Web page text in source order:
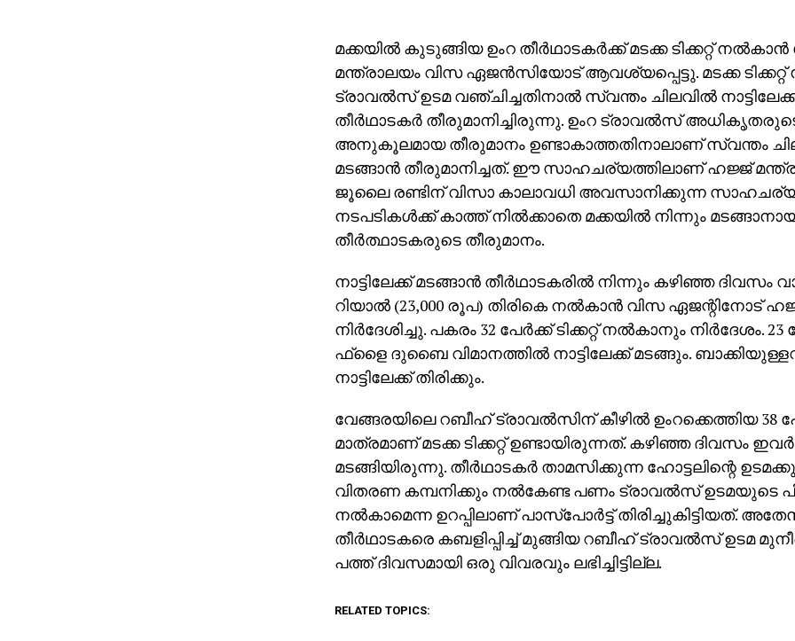
മക്കയില്‍ കുടുങ്ങിയ ഉംറ തീര്‍ഥാടകര്‍ക്ക് മടക്ക ടിക്കറ്റ്
മന്ത്രാലയം വിസ ഏജന്‍സിയോട് ആവശ്യപ്പെട്ടു. മടക്ക
ട്രാവല്‍സ് ഉടമ വഞ്ചിച്ചതിനാല്‍ സ്വന്തം ചിലവില്‍
തീര്‍ഥാടകര്‍ തീരുമാനിച്ചിരുന്നു. ഉംറ ട്രാവല്‍സ്
അനുകൂലമായ തീരുമാനം ഉണ്ടാകാത്തതിനാലാണ് സ്വന്തം
മടങ്ങാന്‍ തീരുമാനിച്ചത്. ഈ സാഹചര്യത്തിലാണ് ഹജ്ജ്
ജൂലൈ രണ്ടിന് വിസാ കാലാവധി അവസാനിക്കുന്ന
നടപടികള്‍ക്ക് കാത്ത് നില്‍ക്കാതെ മക്കയില്‍ നിന്നും
തീര്‍ത്ഥാടകരുടെ തീരുമാനം.
നാട്ടിലേക്ക് മടങ്ങാന്‍ തീര്‍ഥാടകരില്‍ നിന്നും കഴിഞ്ഞ ദിവസം
റിയാല്‍ (23,000 രൂപ) തിരികെ നല്‍കാന്‍ വിസ ഏജന്റിനോട്
നിര്‍ദേശിച്ചു. പകരം 32 പേര്‍ക്ക് ടിക്കറ്റ് നല്‍കാനും നിര്‍ദേശം.
ഫ്ളൈ ദുബൈ വിമാനത്തില്‍ നാട്ടിലേക്ക് മടങ്ങും.
നാട്ടിലേക്ക് തിരിക്കും.
വേങ്ങരയിലെ റബീഹ് ട്രാവല്‍സിന് കീഴില്‍ ഉംറക്കെത്തിയ 38
മാത്രമാണ് മടക്ക ടിക്കറ്റ് ഉണ്ടായിരുന്നത്. കഴിഞ്ഞ ദിവസം ഇവര്‍
മടങ്ങിയിരുന്നു. തീര്‍ഥാടകര്‍ താമസിക്കുന്ന ഹോട്ടലിന്റെ
വിതരണ കമ്പനിക്കും നല്‍കേണ്ട പണം ട്രാവല്‍സ് ഉടമയുടെ
നല്‍കാമെന്ന ഉറപ്പിലാണ് പാസ്പോര്‍ട്ട് തിരിച്ചുകിട്ടിയത്.
തീര്‍ഥാടകരെ കബളിപ്പിച്ച് മുങ്ങിയ റബീഹ് ട്രാവല്‍സ് ഉടമ
പത്ത് ദിവസമായി ഒരു വിവരവും ലഭിച്ചിട്ടില്ല.
RELATED TOPICS: